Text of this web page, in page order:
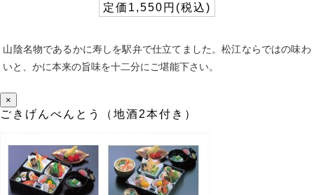
定価1,550円(税込)
山陰名物であるかに寿しを駅弁で仕立てました。松江ならではの味わ
いと、かに本来の旨味を十二分にご堪能下さい。
×
ごきげんべんとう（地酒2本付き）